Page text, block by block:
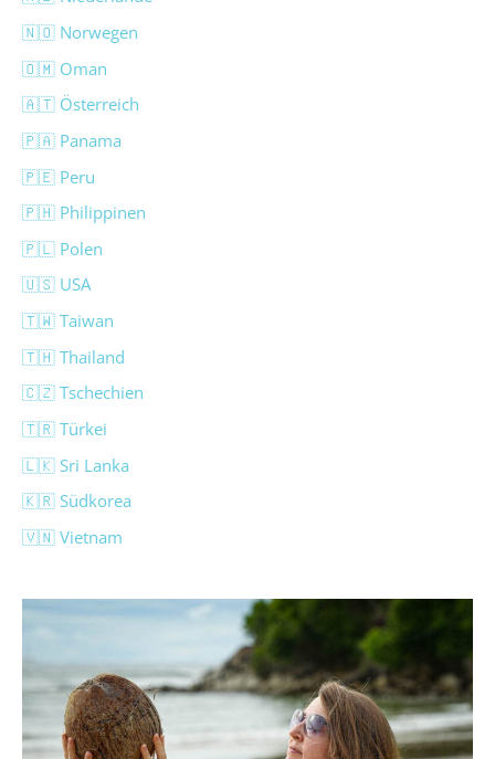
🇳🇴 Norwegen
🇴🇲 Oman
🇦🇹 Österreich
🇵🇦 Panama
🇵🇪 Peru
🇵🇭 Philippinen
🇵🇱 Polen
🇺🇸 USA
🇹🇼 Taiwan
🇹🇭 Thailand
🇨🇿 Tschechien
🇹🇷 Türkei
🇱🇰 Sri Lanka
🇰🇷 Südkorea
🇻🇳 Vietnam